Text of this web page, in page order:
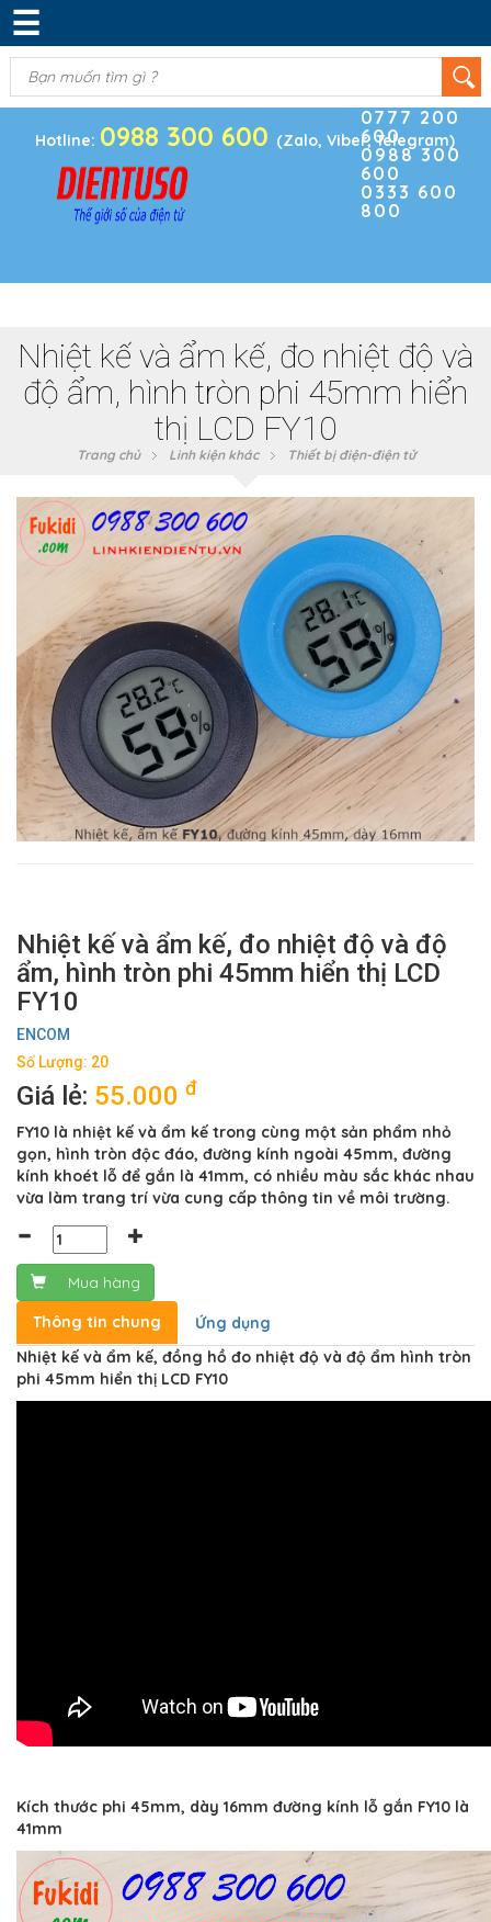
DANH MỤC SẢN PHẨM
KIM KHÍ
ĐIỆN TRỞ & TỤ ĐIỆN
BOARD PHÁT TRIỂN
MODULE CẢM BIẾN
LINH KIỆN KHÁC
☰
Hotline: 0988 300 600 (Zalo, Viber, Telegram)
Điện thoại
0777 200
600
0988 300
600
0333 600
800
(0)
Nhiệt kế và ẩm kế, đo nhiệt độ và
độ ẩm, hình tròn phi 45mm hiển
thị LCD FY10
Trang chủ Linh kiện khác Thiết bị điện-điện tử
Nhiệt kế và ẩm kế, đo nhiệt độ và độ
ẩm, hình tròn phi 45mm hiển thị LCD
FY10
ENCOM
Số Lượng: 20
Giá lẻ: 55.000 đ
FY10 là nhiệt kế và ẩm kế trong cùng một sản phẩm nhỏ
gọn, hình tròn độc đáo, đường kính ngoài 45mm, đường
kính khoét lỗ để gắn là 41mm, có nhiều màu sắc khác nhau
vừa làm trang trí vừa cung cấp thông tin về môi trường.
Mua hàng
Thông tin chung
Ứng dụng
Nhiệt kế và ẩm kế, đồng hồ đo nhiệt độ và độ ẩm hình tròn
phi 45mm hiển thị LCD FY10
Kích thước phi 45mm, dày 16mm đường kính lỗ gắn FY10 là
41mm